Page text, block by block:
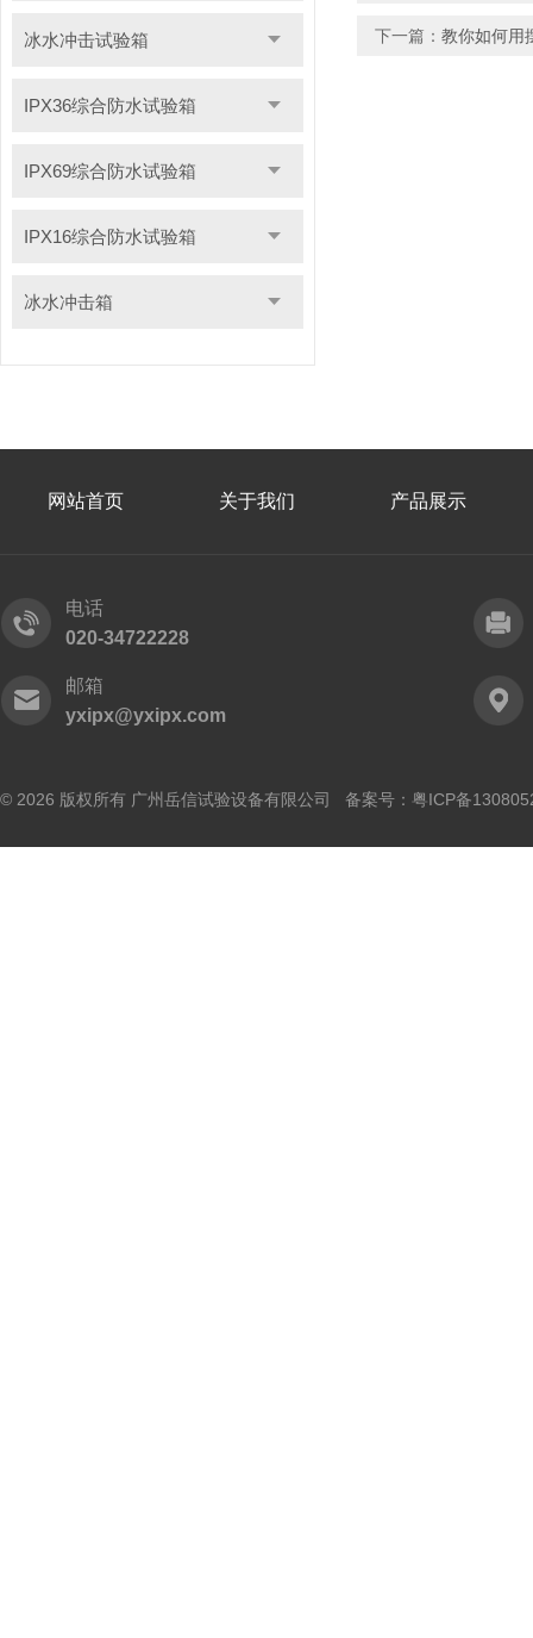
冰水冲击试验箱
IPX36综合防水试验箱
IPX69综合防水试验箱
IPX16综合防水试验箱
冰水冲击箱
下一篇： 教你如何用
网站首页 关于我们 产品展示
电话
020-34722228
邮箱
yxipx@yxipx.com
© 2026 版权所有 广州岳信试验设备有限公司 备案号： 粤ICP备